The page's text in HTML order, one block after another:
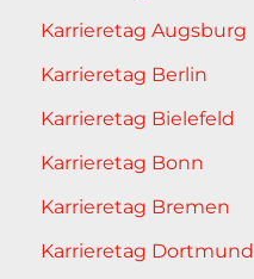
Karrieretag Augsburg
Karrieretag Berlin
Karrieretag Bielefeld
Karrieretag Bonn
Karrieretag Bremen
Karrieretag Dortmund